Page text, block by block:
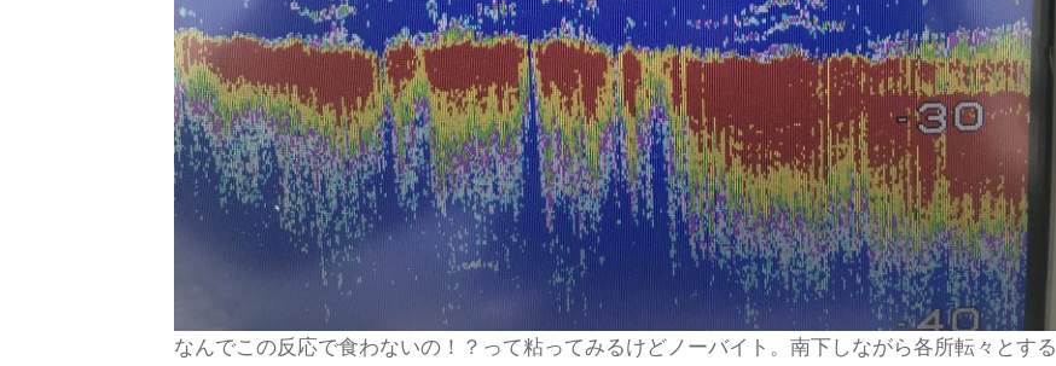
なんでこの反応で食わないの！？って粘ってみるけどノーバイト。南下しながら各所転々とする